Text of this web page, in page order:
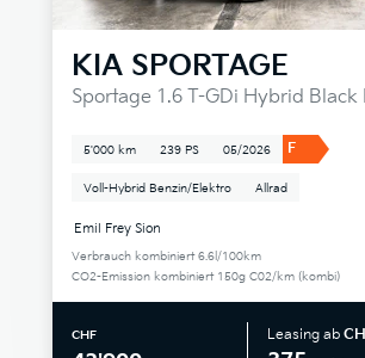
KIA SPORTAGE
Sportage 1.6 T-GDi Hybrid Black
5'000 km 239 PS 05/2026 F
Voll-Hybrid Benzin/Elektro Allrad
Emil Frey Sion
Verbrauch kombiniert 6.6l/100km
CO2-Emission kombiniert 150g C02/km (kombi)
CHF Leasing ab